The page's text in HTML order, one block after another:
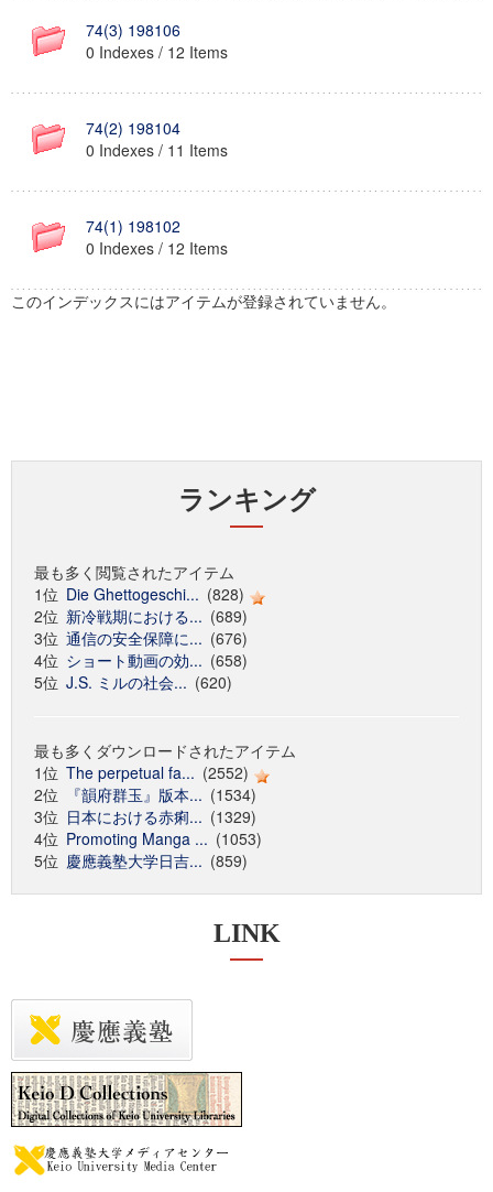
74(3) 198106
0 Indexes / 12 Items
74(2) 198104
0 Indexes / 11 Items
74(1) 198102
0 Indexes / 12 Items
このインデックスにはアイテムが登録されていません。
ランキング
最も多く閲覧されたアイテム
1位 Die Ghettogeschi... (828)
2位 新冷戦期における... (689)
3位 通信の安全保障に... (676)
4位 ショート動画の効... (658)
5位 J.S. ミルの社会... (620)
最も多くダウンロードされたアイテム
1位 The perpetual fa... (2552)
2位
『韻府群玉』版本... (1534)
3位 日本における赤痢... (1329)
4位 Promoting Manga ... (1053)
5位 慶應義塾大学日吉... (859)
LINK